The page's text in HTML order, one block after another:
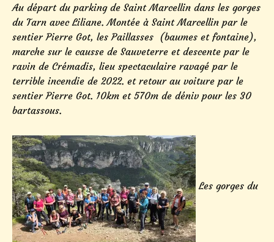
Au départ du parking de Saint Marcellin dans les gorges
du Tarn avec Liliane. Montée à Saint Marcellin par le
sentier Pierre Got, les Paillasses (baumes et fontaine),
marche sur le causse de Sauveterre et descente par le
ravin de Crémadis, lieu spectaculaire ravagé par le
terrible incendie de 2022. et retour au voiture par le
sentier Pierre Got. 10km et 570m de déniv pour les 30
bartassous.
Les gorges du